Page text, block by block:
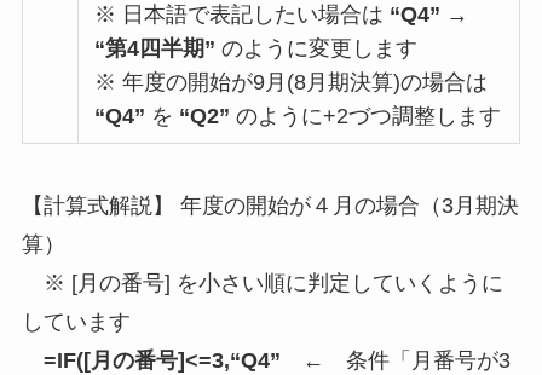
※ 日本語で表記したい場合は “Q4” →
“第4四半期” のように変更します
※年度の開始が9月(8月期決算)の場合は
“Q4” を “Q2” のように+2づつ調整します
【計算式解説】
年度の開始が４月の場合（3月期決
算）
※ [月の番号] を小さい順に判定していくように
しています
=IF([月の番号]<=3,“Q4” ← 条件「月番号が3